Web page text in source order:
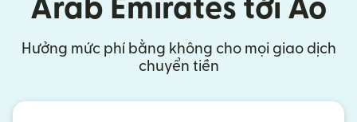
Arab Emirates tới Áo
Hưởng mức phí bằng không cho mọi giao dịch
chuyển tiền